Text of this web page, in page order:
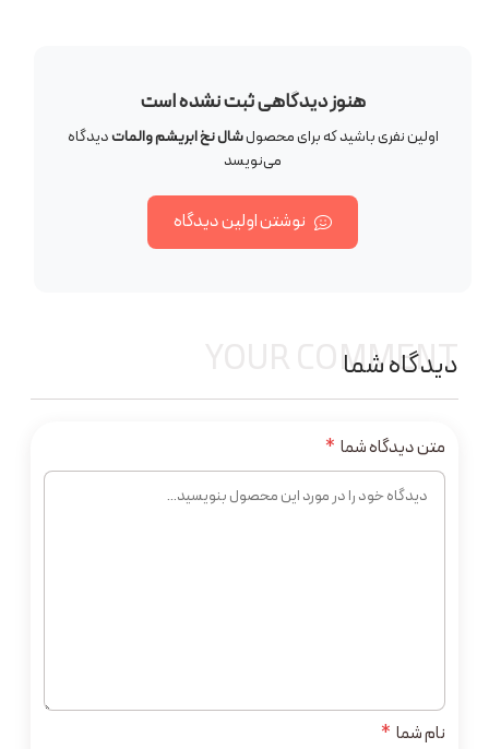
هنوز دیدگاهی ثبت نشده است
اولین نفری باشید که برای محصولشال نخ ابریشم والماتدیدگاه
می‌نویسد
نوشتن اولین دیدگاه
دیدگاه شما
YOUR COMMENT
نام شما *
متن دیدگاه شما *